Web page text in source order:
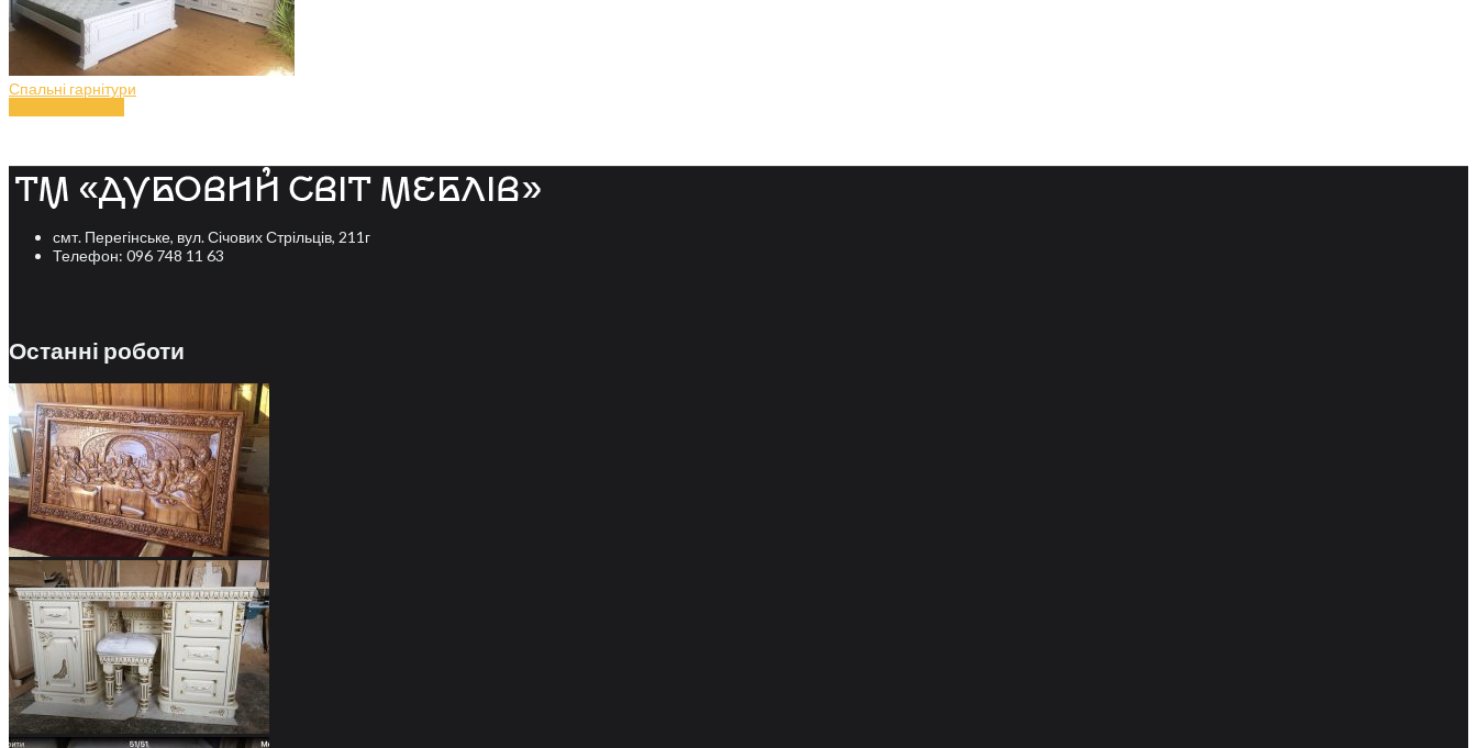
Спальні гарнітури
смт. Перегінське, вул. Січових Стрільців, 211г
Телефон: 096 748 11 63
Останні роботи